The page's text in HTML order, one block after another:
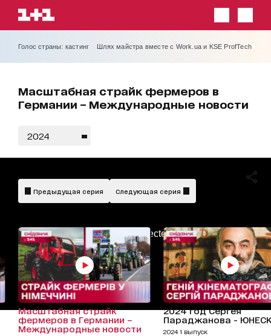
Голос страны: кастинг Шлях майстра вместе с Work.ua и KSE ProfTech
Масштабная страйк фермеров в
Германии – Международные новости
2024
AdBlockDetected!
Предыдущая серия Следующая серия
Масштабная страйк
фермеров в Германии –
Международные новости
2024 год Сергея
Параджанова -
2024 1 выпуск